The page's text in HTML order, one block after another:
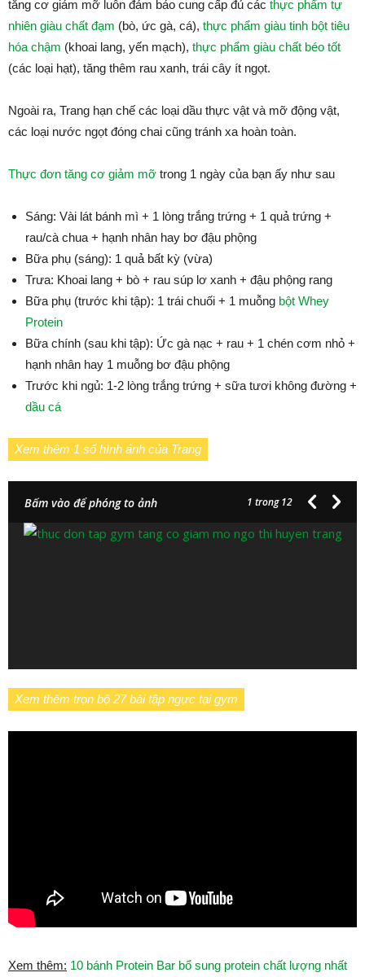
tăng cơ giảm mỡ luôn đảm bảo cung cấp đủ các thực phẩm tự
nhiên giàu chất đạm (bò, ức gà, cá), thực phẩm giàu tinh bột tiêu
hóa chậm (khoai lang, yến mạch), thực phẩm giàu chất béo tốt
(các loại hạt), tăng thêm rau xanh, trái cây ít ngọt.
Ngoài ra, Trang hạn chế các loại dầu thực vật và mỡ động vật,
các loại nước ngọt đóng chai cũng tránh xa hoàn toàn.
Thực đơn tăng cơ giảm mỡ trong 1 ngày của bạn ấy như sau
Sáng: Vài lát bánh mì + 1 lòng trắng trứng + 1 quả trứng +
rau/cà chua + hạnh nhân hay bơ đậu phộng
Bữa phụ (sáng): 1 quả bất kỳ (vừa)
Trưa: Khoai lang + bò + rau súp lơ xanh + đậu phộng rang
Bữa phụ (trước khi tập): 1 trái chuối + 1 muỗng bột Whey
Protein
Bữa chính (sau khi tập): Ức gà nạc + rau + 1 chén cơm nhỏ +
hạnh nhân hay 1 muỗng bơ đậu phộng
Trước khi ngủ: 1-2 lòng trắng trứng + sữa tươi không đường +
dầu cá
Xem thêm 1 số hình ảnh của Trang
Bấm vào để phóng to ảnh 1 trong 12
Xem thêm trọn bộ 27 bài tập ngực tại gym
Xem thêm: 10 bánh Protein Bar bổ sung protein chất lượng nhất